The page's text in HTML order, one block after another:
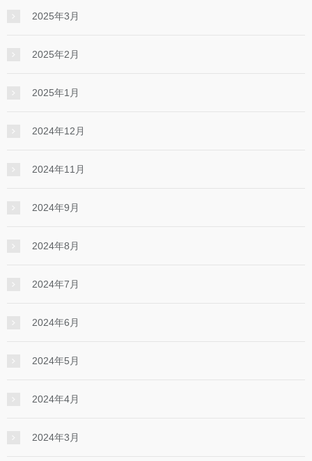
2025年3月
2025年2月
2025年1月
2024年12月
2024年11月
2024年9月
2024年8月
2024年7月
2024年6月
2024年5月
2024年4月
2024年3月